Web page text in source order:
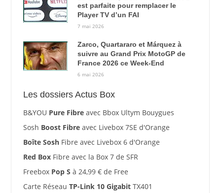
est parfaite pour remplacer le
Player TV d’un FAI
7 mai 2026
Zarco, Quartararo et Márquez à
suivre au Grand Prix MotoGP de
France 2026 ce Week-End
6 mai 2026
Les dossiers Actus Box
B&YOU Pure Fibreavec Bbox Ultym Bouygues
Sosh Boost Fibreavec Livebox 7SE d'Orange
Boîte SoshFibre avec Livebox 6 d'Orange
Red BoxFibre avec la Box 7 de SFR
Freebox Pop S à 24,99 € de Free
Carte Réseau TP-Link 10 GigabitTX401